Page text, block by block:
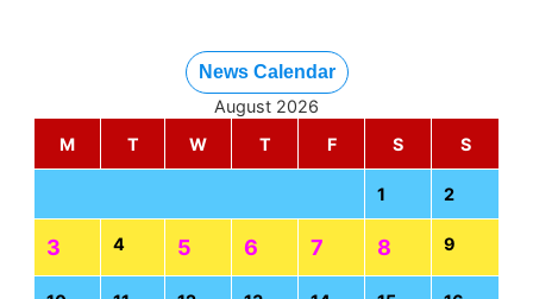
News Calendar
August 2026
M
T W T F S S
1 2
3 4 5 6 7 8 9